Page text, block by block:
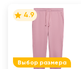
Выбор размера
4.9